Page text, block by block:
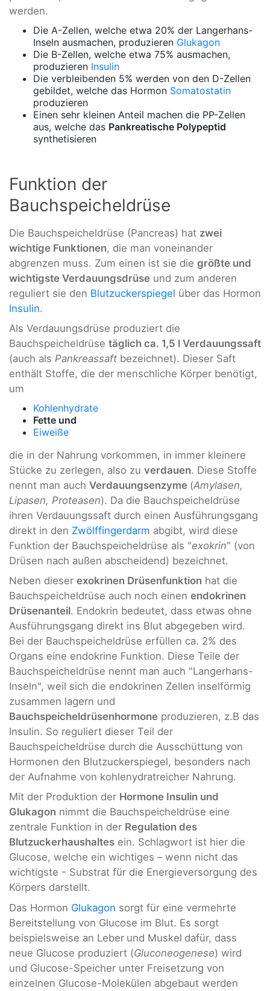
werden.
Die A-Zellen, welche etwa 20% der Langerhans-
Inseln ausmachen, produzieren Glukagon
Die B-Zellen, welche etwa 75% ausmachen,
produzieren Insulin
Die verbleibenden 5% werden von den D-Zellen
gebildet, welche das Hormon Somatostatin
produzieren
Einen sehr kleinen Anteil machen die PP-Zellen
aus, welche das Pankreatische Polypeptid
synthetisieren
Funktion der
Bauchspeicheldrüse
Die Bauchspeicheldrüse (Pancreas) hat zwei
wichtige Funktionen, die man voneinander
abgrenzen muss. Zum einen ist sie die größte und
wichtigste Verdauungsdrüse und zum anderen
reguliert sie den Blutzuckerspiegel über das Hormon
Insulin.
Als Verdauungsdrüse produziert die
Bauchspeicheldrüse täglich ca. 1,5 l Verdauungssaft
(auch als Pankreassaft bezeichnet). Dieser Saft
enthält Stoffe, die der menschliche Körper benötigt,
um
Kohlenhydrate
Fette und
Eiweiße
die in der Nahrung vorkommen, in immer kleinere
Stücke zu zerlegen, also zu verdauen. Diese Stoffe
nennt man auch Verdauungsenzyme (Amylasen,
Lipasen, Proteasen). Da die Bauchspeicheldrüse
ihren Verdauungssaft durch einen Ausführungsgang
direkt in den Zwölffingerdarm abgibt, wird diese
Funktion der Bauchspeicheldrüse als "exokrin" (von
Drüsen nach außen abscheidend) bezeichnet.
Neben dieser exokrinen Drüsenfunktion hat die
Bauchspeicheldrüse auch noch einen endokrinen
Drüsenanteil. Endokrin bedeutet, dass etwas ohne
Ausführungsgang direkt ins Blut abgegeben wird.
Bei der Bauchspeicheldrüse erfüllen ca. 2% des
Organs eine endokrine Funktion. Diese Teile der
Bauchspeicheldrüse nennt man auch "Langerhans-
Inseln", weil sich die endokrinen Zellen inselförmig
zusammen lagern und
Bauchspeicheldrüsenhormone produzieren, z.B das
Insulin. So reguliert dieser Teil der
Bauchspeicheldrüse durch die Ausschüttung von
Hormonen den Blutzuckerspiegel, besonders nach
der Aufnahme von kohlenydratreicher Nahrung.
Mit der Produktion der Hormone Insulin und
Glukagon nimmt die Bauchspeicheldrüse eine
zentrale Funktion in der Regulation des
Blutzuckerhaushaltes ein. Schlagwort ist hier die
Glucose, welche ein wichtiges – wenn nicht das
wichtigste - Substrat für die Energieversorgung des
Körpers darstellt.
Das Hormon Glukagon sorgt für eine vermehrte
Bereitstellung von Glucose im Blut. Es sorgt
beispielsweise an Leber und Muskel dafür, dass
neue Glucose produziert (Gluconeogenese) wird
und Glucose-Speicher unter Freisetzung von
einzelnen Glucose-Molekülen abgebaut werden